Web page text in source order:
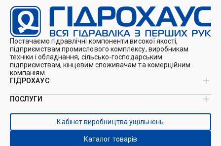
Постачаємо гідравлічні компоненти високої якості,
підприємствам промислового комплексу, виробникам
техніки і обладнання, сільсько-господарським
підприємствам, кінцевим споживачам та комерційним
компаніям.
ГІДРОХАУС
Про нас
Каталоги
ПОСЛУГИ
Виробництво ущільнень
Виробництво гідроциліндрів
Ремонт гідроциліндрів
Кабінет виробництва ущільнень
Каталог товарів